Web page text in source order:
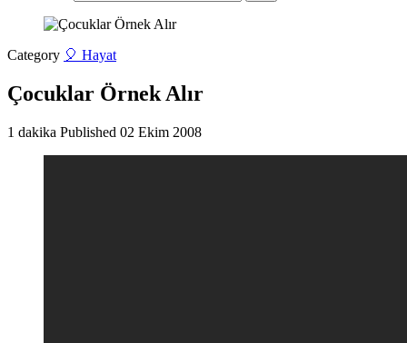
Category 🎈 Hayat
Çocuklar Örnek Alır
1 dakika Published 02 Ekim 2008